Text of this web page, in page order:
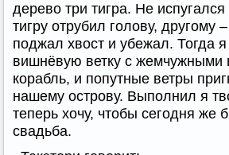
дерево три тигра. Не
тигру отрубил голову, другому
поджал хвост и убежал. Тогда
вишнёвую ветку с жемчужными
корабль, и попутные ветры
нашему острову. Выполнил я
теперь хочу, чтобы сегодня же
свадьба.